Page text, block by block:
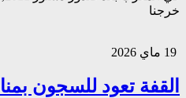
خرجنا
القفة تعود للسجون